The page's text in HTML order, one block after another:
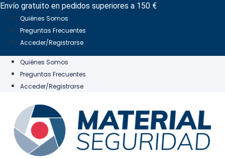
Ir
contenido
Envío gratuito en pedidos superiores a 150 €
Quiénes Somos
Preguntas Frecuentes
Acceder/Registrarse
Quiénes Somos
Preguntas Frecuentes
Acceder/Registrarse